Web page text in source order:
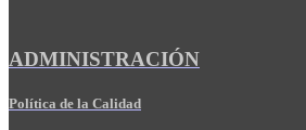
ADMINISTRACIÓN
Política de la Calidad